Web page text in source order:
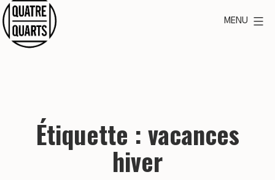
au
contenu
MENU
Étiquette : vacances
hiver